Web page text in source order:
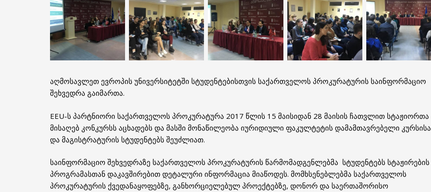
აღმოსავლეთ ევროპის უნივერსიტეტში სტუდენტებისთვის საქართველოს პროკურატურის საინფორმაციო
შეხვედრა გაიმართა.
EEU-ს პარტნიორი საქართველოს პროკურატურა 2017 წლის 15 მაისიდან 28 მაისის ჩათვლით სტაჟიორთა
მისაღებ კონკურსს აცხადებს და მასში მონაწილეობა იურიდიული ფაკულტეტის დამამთავრებელი კურსისა
და მაგისტრატურის სტუდენტებს შეუძლიათ.
საინფორმაციო შეხვედრაზე საქართველოს პროკურატურის წარმომადგენლებმა სტუდენტებს სტაჟირების
პროგრამასთან დაკავშირებით დეტალური ინფორმაცია მიაწოდეს. მომხსენებლებმა საქართველოს
პროკურატურის ქვედანაყოფებზე, განხორციელებულ პროექტებზე, დონორ და საერთაშორისო